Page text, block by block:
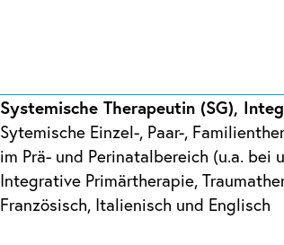
Systemische Therapeutin (SG),
Sytemische Einzel-, Paar-,
im Prä- und Perinatalbereich (u.a.
Integrative Primärtherapie,
Französisch, Italienisch und Englisch